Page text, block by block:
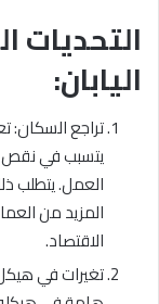
التحديات
اليابان:
تراجع السكان:
يتسبب في نقص
العمل. يتطلب
المزيد من
الاقتصاد.
تغيرات في